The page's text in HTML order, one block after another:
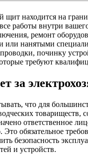
щит находится на
работы внутри
ремонт
или нанятыми
починку
требуют
за
что для
товариществ,
ответственное
Это обязательное
безопасность
и устройств.